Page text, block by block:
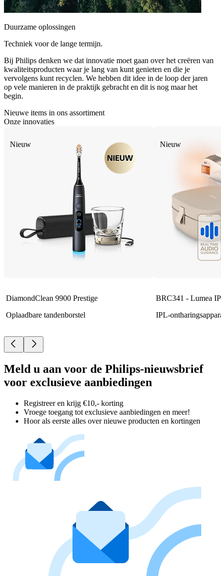
Duurzame oplossingen
Techniek voor de lange termijn.
Bij Philips denken we dat innovatie moet gaan over het creëren van
kwaliteitsproducten waar je lang van kunt genieten en die je
vervolgens kunt recyclen. We hebben dit idee in de loop der jaren
op vele manieren in de praktijk gebracht en dit is nog maar het
begin.
Nieuwe items in ons assortiment
Onze innovaties
Nieuw
DiamondClean 9900 Prestige
Oplaadbare tandenborstel
Nieuw
BRC341 - Lumea
IPL-
Meld u aan voor de Philips-nieuwsbrief
voor exclusieve aanbiedingen
Registreer en krijg €10,- korting
Vroege toegang tot exclusieve aanbiedingen en meer!
Hoor als eerste alles over nieuwe producten en kortingen